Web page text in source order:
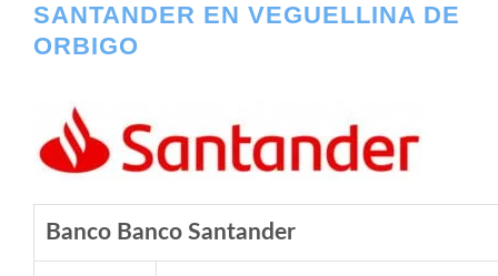
SANTANDER EN VEGUELLINA DE
ORBIGO
Banco Banco Santander